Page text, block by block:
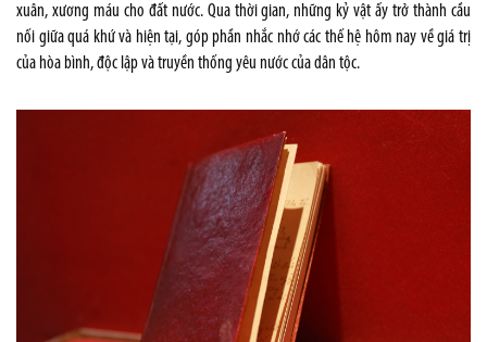
xuân, xương máu cho đất nước. Qua thời gian, những kỷ vật ấy trở thành cầu
nối giữa quá khứ và hiện tại, góp phần nhắc nhớ các thế hệ hôm nay về giá trị
của hòa bình, độc lập và truyền thống yêu nước của dân tộc.